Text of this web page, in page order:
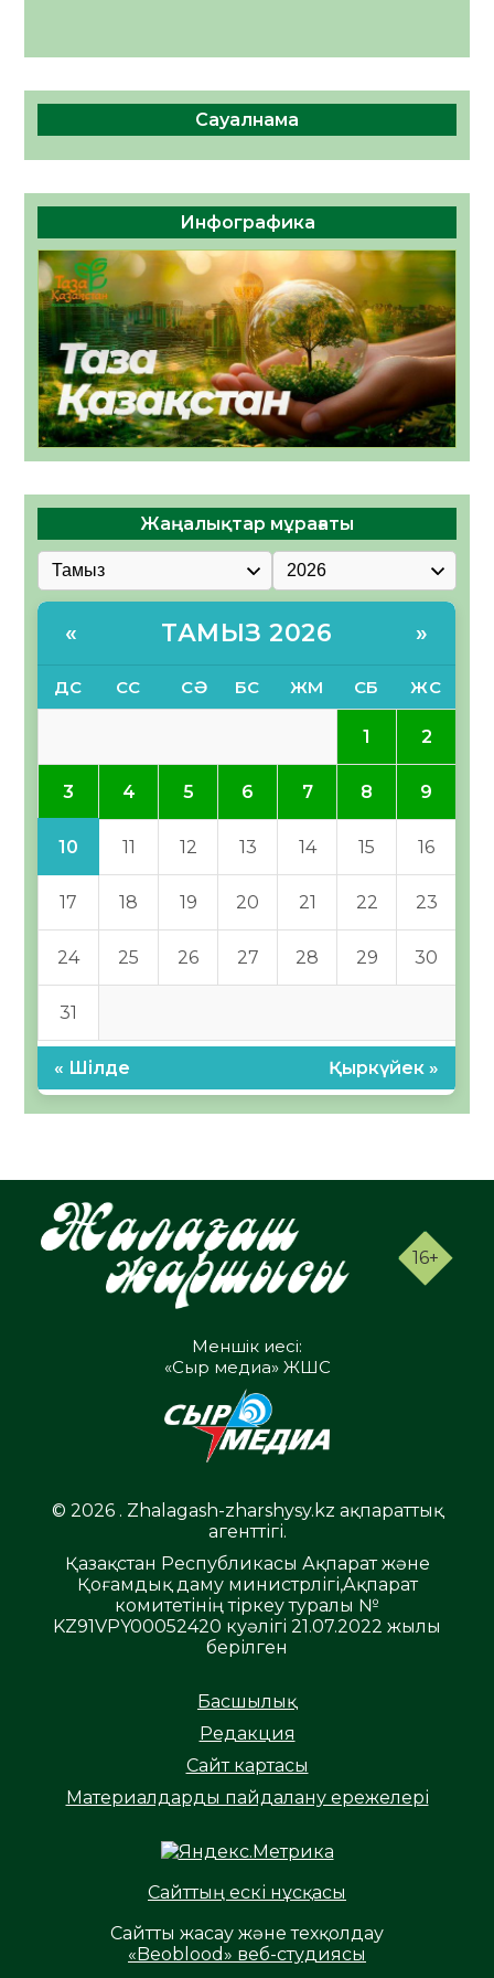
Сауалнама
Инфографика
Жаңалықтар мұрағаты
« ТАМЫЗ 2026 »
ДС СС СӘ БС ЖМ СБ ЖС
1 2
3 4 5 6 7 8 9
10 11 12 13 14 15 16
17 18 19 20 21 22 23
24 25 26 27 28 29 30
31
« Шілде Қыркүйек »
16+
Меншік иесі:
«Сыр медиа» ЖШС
© 2026 . Zhalagash-zharshysy.kz ақпараттық
агенттігі.
Қазақстан Республикасы Ақпарат және
Қоғамдық даму министрлігі,Ақпарат
комитетінің тіркеу туралы №
KZ91VPY00052420 куәлігі 21.07.2022 жылы
берілген
Басшылық
Редакция
Сайт картасы
Материалдарды пайдалану ережелері
Сайттың ескі нұсқасы
Сайтты жасау және техқолдау
«Beoblood» веб-студиясы